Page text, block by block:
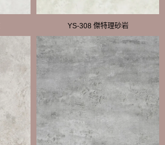
YS-308 傑特理砂岩